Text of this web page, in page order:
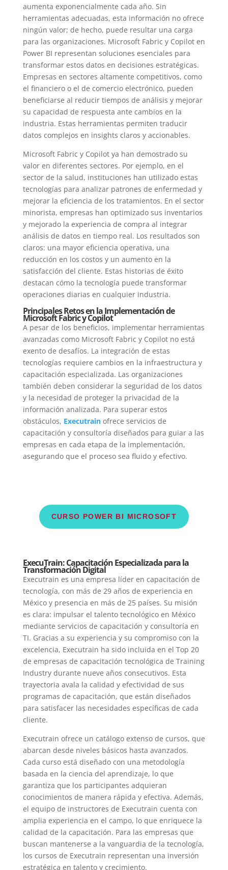
aumenta exponencialmente cada año. Sin
herramientas adecuadas, esta información no ofrece
ningún valor; de hecho, puede resultar una carga
para las organizaciones. Microsoft Fabric y Copilot en
Power BI representan soluciones esenciales para
transformar estos datos en decisiones estratégicas.
Empresas en sectores altamente competitivos, como
el financiero o el de comercio electrónico, pueden
beneficiarse al reducir tiempos de análisis y mejorar
su capacidad de respuesta ante cambios en la
industria. Estas herramientas permiten traducir
datos complejos en insights claros y accionables.
Microsoft Fabric y Copilot ya han demostrado su
valor en diferentes sectores. Por ejemplo, en el
sector de la salud, instituciones han utilizado estas
tecnologías para analizar patrones de enfermedad y
mejorar la eficiencia de los tratamientos. En el sector
minorista, empresas han optimizado sus inventarios
y mejorado la experiencia de compra al integrar
análisis de datos en tiempo real. Los resultados son
claros: una mayor eficiencia operativa, una
reducción en los costos y un aumento en la
satisfacción del cliente. Estas historias de éxito
destacan cómo la tecnología puede transformar
operaciones diarias en cualquier industria.
Principales Retos en la Implementación de
Microsoft Fabric y Copilot
A pesar de los beneficios, implementar herramientas
avanzadas como Microsoft Fabric y Copilot no está
exento de desafíos. La integración de estas
tecnologías requiere cambios en la infraestructura y
capacitación especializada. Las organizaciones
también deben considerar la seguridad de los datos
y la necesidad de proteger la privacidad de la
información analizada. Para superar estos
obstáculos, Executrainofrece servicios de
capacitación y consultoría diseñados para guiar a las
empresas en cada etapa de la implementación,
asegurando que el proceso sea fluido y efectivo.
CURSO POWER BI MICROSOFT
ExecuTrain: Capacitación Especializada para la
Transformación Digital
Executrain es una empresa líder en capacitación de
tecnología, con más de 29 años de experiencia en
México y presencia en más de 25 países. Su misión
es clara: impulsar el talento tecnológico en México
mediante servicios de capacitación y consultoría en
TI. Gracias a su experiencia y su compromiso con la
excelencia, Executrain ha sido incluida en el Top 20
de empresas de capacitación tecnológica de Training
Industry durante nueve años consecutivos. Esta
trayectoria avala la calidad y efectividad de sus
programas de capacitación, que están diseñados
para satisfacer las necesidades específicas de cada
cliente.
Executrain ofrece un catálogo extenso de cursos, que
abarcan desde niveles básicos hasta avanzados.
Cada curso está diseñado con una metodología
basada en la ciencia del aprendizaje, lo que
garantiza que los participantes adquieran
conocimientos de manera rápida y efectiva. Además,
el equipo de instructores de Executrain cuenta con
amplia experiencia en el campo, lo que enriquece la
calidad de la capacitación. Para las empresas que
buscan mantenerse a la vanguardia de la tecnología,
los cursos de Executrain representan una inversión
estratégica en talento y crecimiento.